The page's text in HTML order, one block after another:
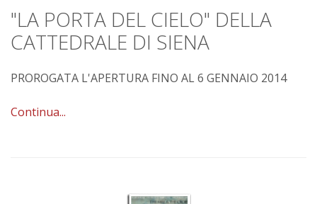
"LA PORTA DEL CIELO" DELLA
CATTEDRALE DI SIENA
PROROGATA L'APERTURA FINO AL 6 GENNAIO 2014
Continua...